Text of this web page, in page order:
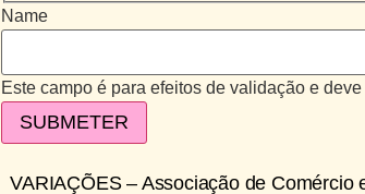
Name
Este campo é para efeitos de validação e
VARIAÇÕES – Associação de Comércio